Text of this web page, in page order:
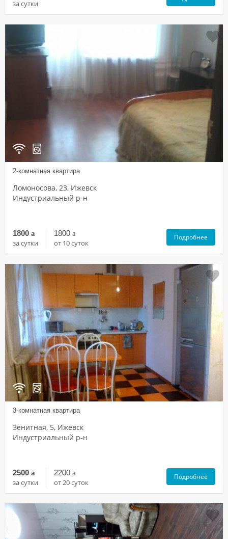
за сутки
2-комнатная квартира
Ломоносова, 23, Ижевск
Индустриальный р-н
1800 a
за сутки
1800 a
от 10 суток
Подробнее
3-комнатная квартира
Зенитная, 5, Ижевск
Индустриальный р-н
2500 a
за сутки
2200 a
от 20 суток
Подробнее